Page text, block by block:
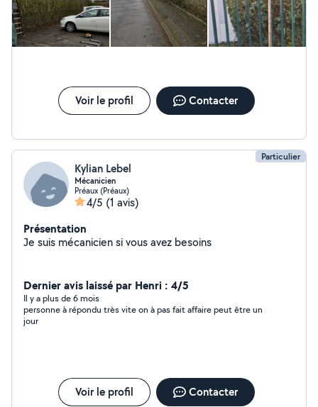
Voir le profil Contacter
Particulier
Kylian Lebel
Mécanicien
Préaux (Préaux)
4/5 (1 avis)
Présentation
Je suis mécanicien si vous avez besoins
Dernier avis laissé par Henri : 4/5
Il y a plus de 6 mois
personne à répondu très vite on à pas fait affaire peut être un
jour
Voir le profil Contacter